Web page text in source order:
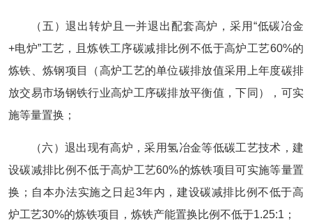
（五）退出转炉且一并退出配套高炉，采用“低碳冶金
+电炉”工艺，且炼铁工序碳减排比例不低于高炉工艺60%的
炼铁、炼钢项目（高炉工艺的单位碳排放值采用上年度碳排
放交易市场钢铁行业高炉工序碳排放平衡值，下同），可实
施等量置换；
（六）退出现有高炉，采用氢冶金等低碳工艺技术，建
设碳减排比例不低于高炉工艺60%的炼铁项目可实施等量置
换；自本办法实施之日起3年内，建设碳减排比例不低于高
炉工艺30%的炼铁项目，炼铁产能置换比例不低于1.25:1；